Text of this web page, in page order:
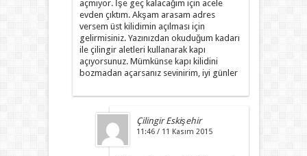
açmıyor. İşe geç kalacağım için acele
evden çıktım. Akşam arasam adres
versem üst kilidimin açılması için
gelirmisiniz. Yazınızdan okuduğum kadarı
ile çilingir aletleri kullanarak kapı
açıyorsunuz. Mümkünse kapı kilidini
bozmadan açarsanız sevinirim, iyi günler
Çilingir Eskişehir
11:46 / 11 Kasım 2015